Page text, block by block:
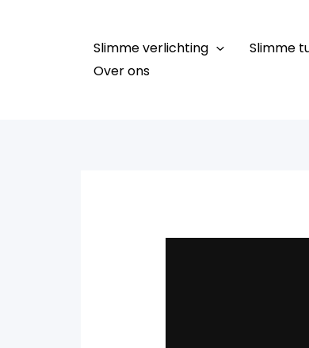
Slimme verlichting Slimme
Over ons